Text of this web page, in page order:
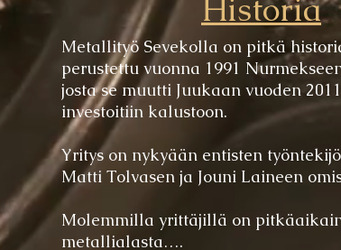
Historia
Metallityö Sevekolla on pitkä
perustettu vuonna 1991
josta se muutti Juukaan vuoden
investoitiin kalustoon.
Yritys on nykyään entisten
Matti Tolvasen ja Jouni Laineen
Molemmilla yrittäjillä on
metallialasta….